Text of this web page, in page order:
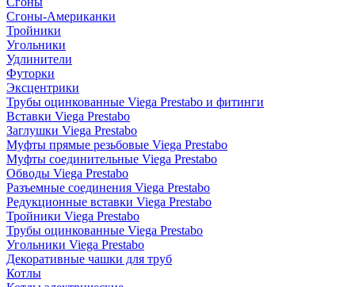
Сгоны-Американки
Тройники
Угольники
Удлинители
Футорки
Эксцентрики
Трубы оцинкованные Viega Prestabo и фитинги
Вставки Viega Prestabo
Заглушки Viega Prestabo
Муфты прямые резьбовые Viega Prestabo
Муфты соединительные Viega Prestabo
Обводы Viega Prestabo
Разъемные соединения Viega Prestabo
Редукционные вставки Viega Prestabo
Тройники Viega Prestabo
Трубы оцинкованные Viega Prestabo
Угольники Viega Prestabo
Декоративные чашки для труб
Котлы